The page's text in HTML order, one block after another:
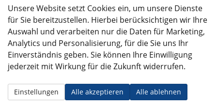
Sicherer Online Autokauf Ihres Volkswagen
Touran Reimport bei EU Automobile Krämer
Keine versteckten Kosten - Endpreise enthalten
bereits alle Überführungskosten ✓
Keine Anzahlung bei Bestellung
Alle Unterlagen und Fahrzeugpapiere für die
Anmeldung senden wir Ihnen vorab zu✓
Volle Herstellergarantie für Ihren neuen VW Touran
Unsere Website setzt Cookies ein, um unsere Dienste
für Sie bereitzustellen. Hierbei berücksichtigen wir Ihre
Auswahl und verarbeiten nur die Daten für Marketing,
Analytics und Personalisierung, für die Sie uns Ihr
Einverständnis geben. Sie können Ihre Einwilligung
jederzeit mit Wirkung für die Zukunft widerrufen.
Alle akzeptieren Alle ablehnen
Einstellungen